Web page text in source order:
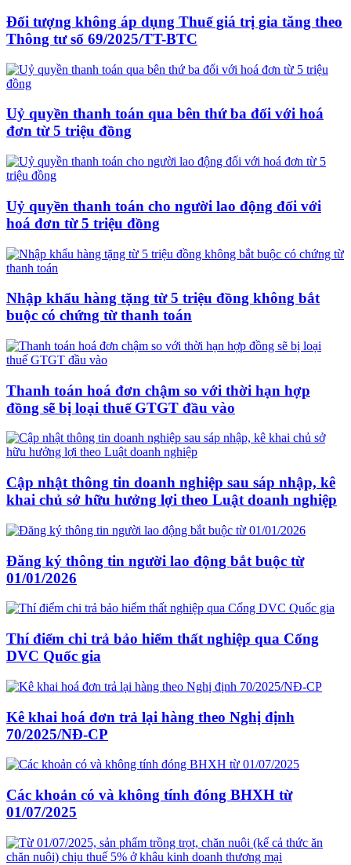
Đối tượng không áp dụng Thuế giá trị gia tăng theo
Thông tư số 69/2025/TT-BTC
Uỷ quyền thanh toán qua bên thứ ba đối với hoá
đơn từ 5 triệu đồng
Uỷ quyền thanh toán cho người lao động đối với
hoá đơn từ 5 triệu đồng
Nhập khẩu hàng tặng từ 5 triệu đồng không bắt
buộc có chứng từ thanh toán
Thanh toán hoá đơn chậm so với thời hạn hợp
đồng sẽ bị loại thuế GTGT đầu vào
Cập nhật thông tin doanh nghiệp sau sáp nhập, kê
khai chủ sở hữu hưởng lợi theo Luật doanh nghiệp
Đăng ký thông tin người lao động bắt buộc từ
01/01/2026
Thí điểm chi trả bảo hiểm thất nghiệp qua Cổng
DVC Quốc gia
Kê khai hoá đơn trả lại hàng theo Nghị định
70/2025/NĐ-CP
Các khoản có và không tính đóng BHXH từ
01/07/2025